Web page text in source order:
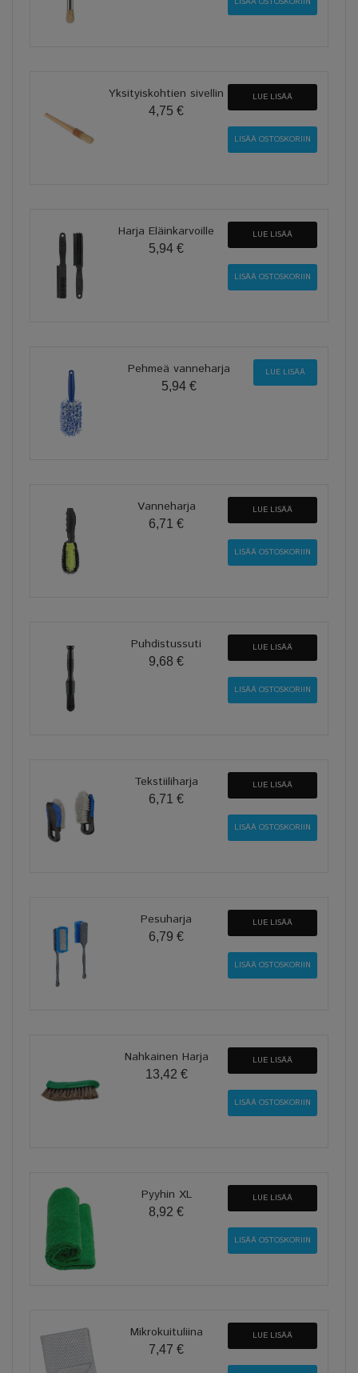
Yksityiskohtien sivellin
4,75 €
LUE LISÄÄ
Harja Eläinkarvoille
5,94 €
LUE LISÄÄ
Pehmeä vanneharja
5,94 €
LUE LISÄÄ
Vanneharja
6,71 €
LUE LISÄÄ
Puhdistussuti
9,68 €
LUE LISÄÄ
Tekstiiliharja
6,71 €
LUE LISÄÄ
Pesuharja
6,79 €
LUE LISÄÄ
Nahkainen Harja
13,42 €
LUE LISÄÄ
Pyyhin XL
8,92 €
LUE LISÄÄ
Mikrokuituliina
7,47 €
LUE LISÄÄ